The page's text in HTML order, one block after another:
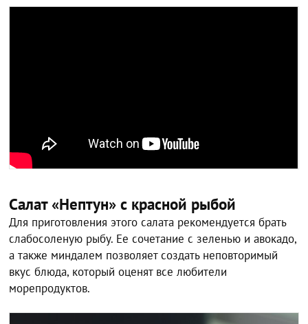
Салат «Нептун» с красной рыбой
Для приготовления этого салата рекомендуется брать
слабосоленую рыбу. Ее сочетание с зеленью и авокадо,
а также миндалем позволяет создать неповторимый
вкус блюда, который оценят все любители
морепродуктов.